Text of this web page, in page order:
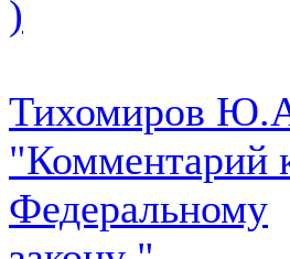
)
Тихомиров
"Комментарий
Федеральному